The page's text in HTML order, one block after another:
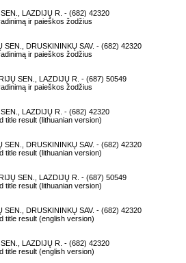
LAZDIJŲ R. - (682) 42320
ir paieškos žodžius
SEN., DRUSKININKŲ SAV. - (682) 42320
ir paieškos žodžius
SEN., LAZDIJŲ R. - (687) 50549
ir paieškos žodžius
LAZDIJŲ R. - (682) 42320
title result (lithuanian version)
SEN., DRUSKININKŲ SAV. - (682) 42320
title result (lithuanian version)
SEN., LAZDIJŲ R. - (687) 50549
title result (lithuanian version)
SEN., DRUSKININKŲ SAV. - (682) 42320
title result (english version)
LAZDIJŲ R. - (682) 42320
title result (english version)